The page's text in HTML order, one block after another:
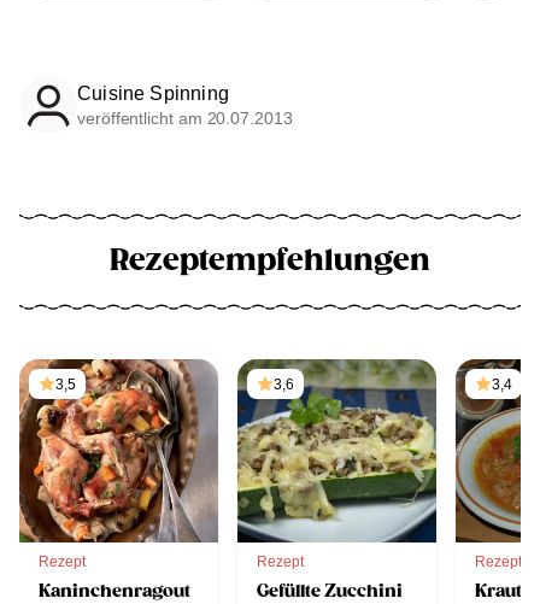
Cuisine Spinning
veröffentlicht am 20.07.2013
Rezeptempfehlungen
3,5
Rezept
Kaninchenragout
3,6
Rezept
Gefüllte Zucchini
3,4
Rezept